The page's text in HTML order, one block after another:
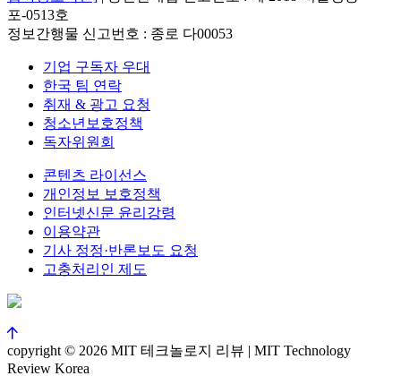
포-0513호
정보간행물 신고번호 : 종로 다00053
기업 구독자 우대
한국 팀 연락
취재 & 광고 요청
청소년보호정책
독자위원회
콘텐츠 라이선스
개인정보 보호정책
인터넷신문 윤리강령
이용약관
기사 정정·반론보도 요청
고충처리인 제도
copyright © 2026 MIT 테크놀로지 리뷰 | MIT Technology
Review Korea